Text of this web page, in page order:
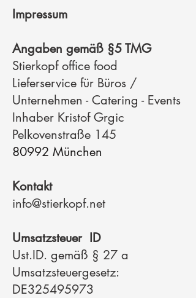
Impressum
Angaben gemäß §5 TMG
Stierkopf office food
Lieferservice für Büros /
Unternehmen - Catering - Events
Inhaber Kristof Grgic
Pelkovenstraße 145
80992 München
Kontakt
info@stierkopf.net
Umsatzsteuer ID
Ust.ID. gemäß § 27 a
Umsatzsteuergesetz:
DE325495973